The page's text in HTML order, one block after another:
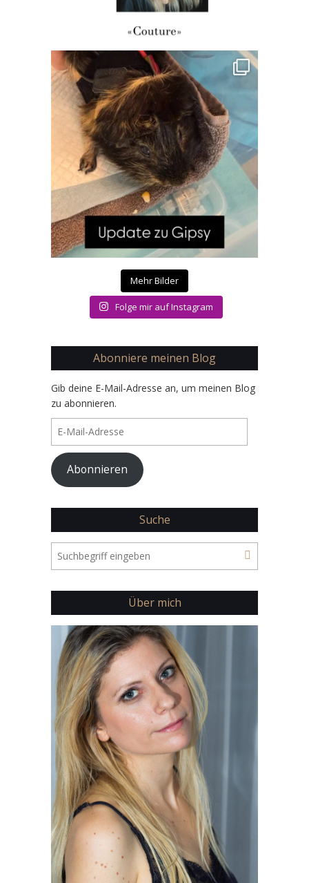
Mehr Bilder
Folge mir auf Instagram
Abonniere meinen Blog
Gib deine E-Mail-Adresse an, um meinen Blog
zu abonnieren.
Mail-
Adresse
Abonnieren
Suche
Über mich